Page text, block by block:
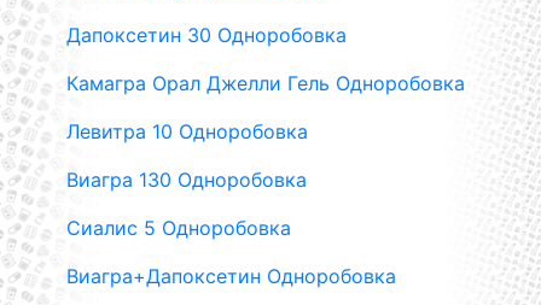
Дапоксетин 30 Одноробовка
Камагра Орал Джелли Гель Одноробовка
Левитра 10 Одноробовка
Виагра 130 Одноробовка
Сиалис 5 Одноробовка
Виагра+Дапоксетин Одноробовка